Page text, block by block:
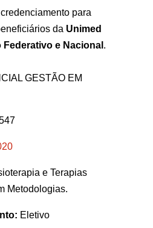
para
da Unimed
e Nacional .
GESTÃO EM
e Terapias
Metodologias.
Eletivo